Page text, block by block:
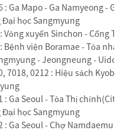
: Ga Mapo - Ga Namyeong -
Đại học Sangmyung
: Vòng xuyến Sinchon - Cổng
Bệnh viện Boramae - Tòa
- Jeongneung -
7018, 0212 : Hiệu sách
: Ga Seoul - Tòa Thị
Đại học Sangmyung
: Ga Seoul - Chợ